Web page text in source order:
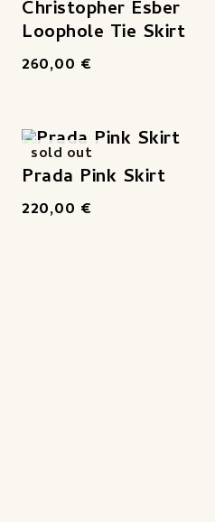
Christopher Esber
Loophole Tie Skirt
260,00 €
sold out
Prada Pink Skirt
220,00 €